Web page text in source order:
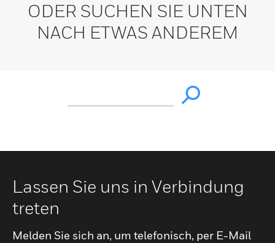
ODER SUCHEN SIE UNTEN
NACH ETWAS ANDEREM
Lassen Sie uns in Verbindung
treten
Melden Sie sich an, um telefonisch, per E-Mail